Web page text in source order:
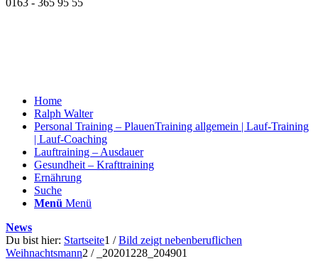
0163 - 365 95 55
Home
Ralph Walter
Personal Training – PlauenTraining allgemein | Lauf-Training
| Lauf-Coaching
Lauftraining – Ausdauer
Gesundheit – Krafttraining
Ernährung
Suche
Menü Menü
News
Du bist hier: Startseite1 / Bild zeigt nebenberuflichen
Weihnachtsmann2 / _20201228_204901